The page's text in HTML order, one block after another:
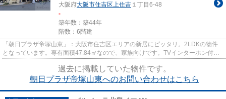
大阪府大阪市住吉区上住吉 １丁目6-48
-
築年数：築44年
階数：6階建
「朝日プラザ帝塚山東」：大阪市住吉区エリアの新居にピッタリ。2LDKの物件
となっています。専有面積47.84㎡なので、家族向けです。TVインターホン付き
過去に掲載していた物件です。
朝日プラザ帝塚山東へのお問い合わせはこちら